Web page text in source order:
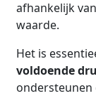
afhankelijk
waarde.
Het is
voldoende